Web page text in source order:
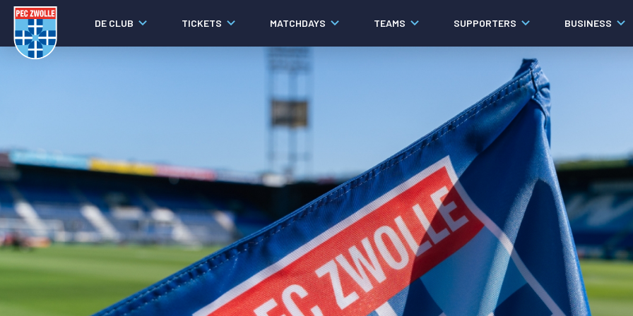
DE CLUB TICKETS MATCHDAYS TEAMS SUPPORTERS BUSINESS
Fotoverslagen
Social media
Agenda
Contact
Werken bij PEC Zwolle
Organisatie
Governance
Pers
Samenwerkingen
Documenten